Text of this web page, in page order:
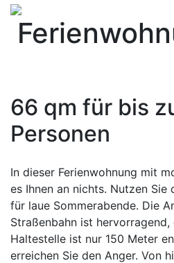
66 qm für bis
Personen
In dieser Ferienwohnung mit
es Ihnen an nichts. Nutzen
für laue Sommerabende. Die
Straßenbahn ist
Haltestelle ist nur 150 Meter
erreichen Sie den Anger. Von